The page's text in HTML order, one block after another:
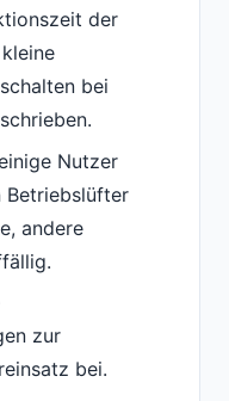
der
bei
Nutzer
Betriebslüfter
andere
zur
bei.